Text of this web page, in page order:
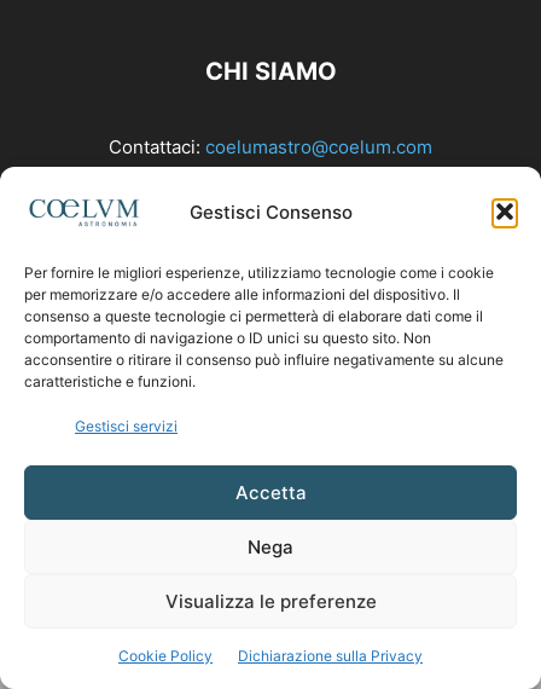
Gestisci Consenso
Per fornire le migliori esperienze, utilizziamo tecnologie come i cookie
per memorizzare e/o accedere alle informazioni del dispositivo. Il
consenso a queste tecnologie ci permetterà di elaborare dati come il
comportamento di navigazione o ID unici su questo sito. Non
acconsentire o ritirare il consenso può influire negativamente su alcune
caratteristiche e funzioni.
Gestisci servizi
Accetta
Nega
Visualizza le preferenze
Cookie Policy Dichiarazione sulla Privacy
CHI SIAMO
Contattaci: coelumastro@coelum.com
SEGUICI